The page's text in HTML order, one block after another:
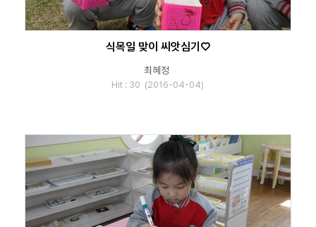
식목일 맞이 씨앗심기♡
최혜정
Hit : 30 (2016-04-04)